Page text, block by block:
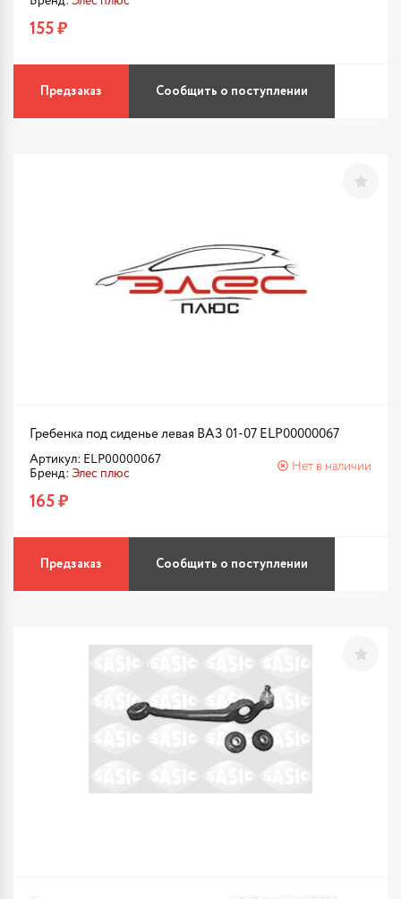
155 ₽
Предзаказ Сообщить о поступлении
Гребенка под сиденье левая ВАЗ 01-07 ELP00000067
Артикул: ELP00000067
Бренд: Элес плюс
Нет в наличии
165 ₽
Предзаказ Сообщить о поступлении